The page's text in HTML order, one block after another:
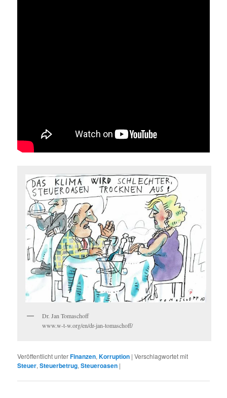
Dr. Jan Tomaschoff
www.w-t-w.org/en/dr-jan-tomaschoff/
Veröffentlicht unterFinanzen,Korruption |Verschlagwortet mit
Steuer,Steuerbetrug,Steueroasen |